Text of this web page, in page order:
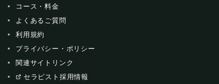
コース・料金
よくあるご質問
利用規約
プライバシー・ポリシー
関連サイトリンク
セラピスト採用情報